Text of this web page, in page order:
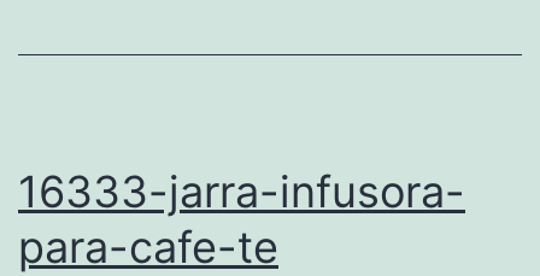
16333-jarra-infusora-
para-cafe-te